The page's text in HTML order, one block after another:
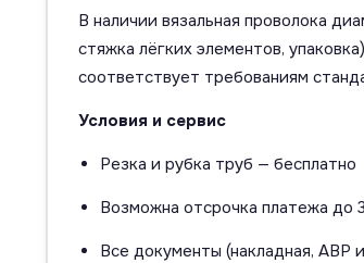
В наличии вязальная проволока
стяжка лёгких элементов,
соответствует требованиям
Условия и сервис
Резка и рубка труб — бесплатно
Возможна отсрочка платежа до
Все документы (накладная, АВР